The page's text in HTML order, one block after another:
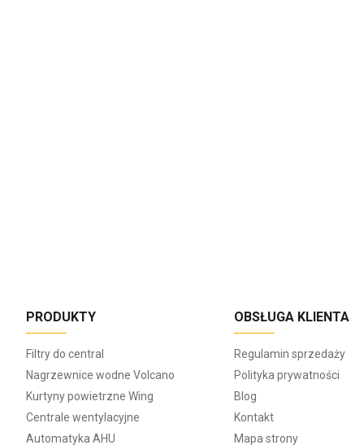
PRODUKTY
Filtry do central
Nagrzewnice wodne Volcano
Kurtyny powietrzne Wing
Centrale wentylacyjne
Automatyka AHU
OBSŁUGA KLIENTA
Regulamin sprzedaży
Polityka prywatności
Blog
Kontakt
Mapa strony